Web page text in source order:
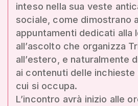
inteso nella sua veste
sociale, come dimostrano
appuntamenti dedicati alla
all’ascolto che organizza
all’estero, e naturalmente
ai contenuti delle
cui si occupa.
L’incontro avrà inizio alle